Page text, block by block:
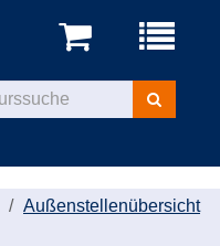
Menü
Kurse
suchen
Außenstellenübersicht